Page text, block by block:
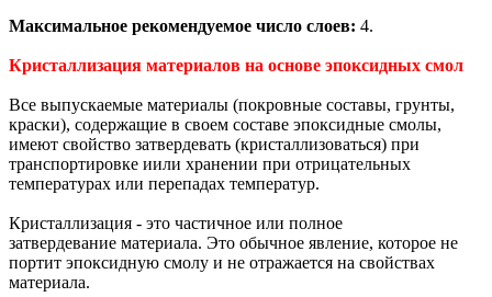
Максимальное рекомендуемое число слоев: 4.
Кристаллизация материалов на основе эпоксидных смол
Все выпускаемые материалы (покровные составы, грунты,
краски), содержащие в своем составе эпоксидные смолы,
имеют свойство затвердевать (кристаллизоваться) при
транспортировке иили хранении при отрицательных
температурах или перепадах температур.
Кристаллизация - это частичное или полное
затвердевание материала. Это обычное явление, которое не
портит эпоксидную смолу и не отражается на свойствах
материала.